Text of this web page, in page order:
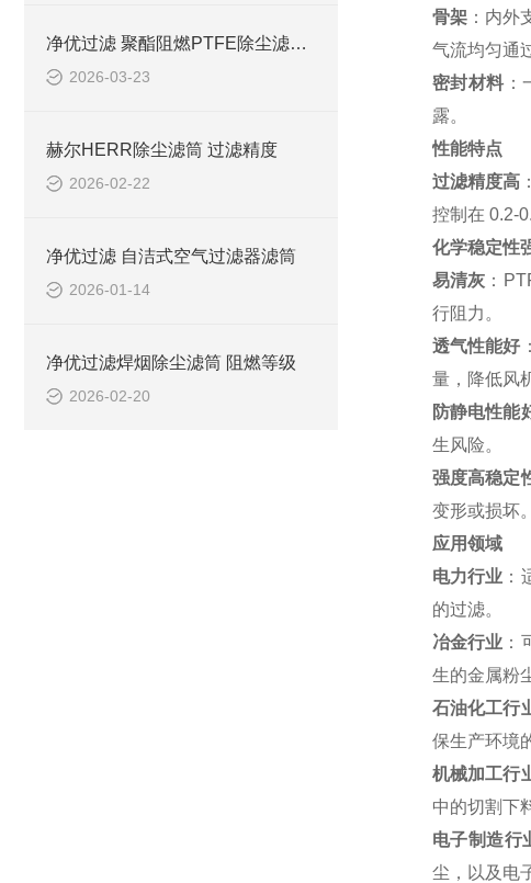
净优过滤 聚酯阻燃PTFE除尘滤筒优势
2026-03-23
赫尔HERR除尘滤筒 过滤精度
2026-02-22
净优过滤 自洁式空气过滤器滤筒
2026-01-14
净优过滤焊烟除尘滤筒 阻燃等级
2026-02-20
骨架：内外
气流均匀通
密封材料
露。
性能特点
过滤精度高
控制在 0.2-
化学稳定性
易清灰 ：
行阻力。
透气性能好
量，降低风
防静电性能
生风险。
强度高稳定
变形或损坏。
应用领域
电力行业 ：
的过滤。
冶金行业 ：
生的金属粉
石油化工行
保生产环境
机械加工行
中的切割下
电子制造行
尘，以及电